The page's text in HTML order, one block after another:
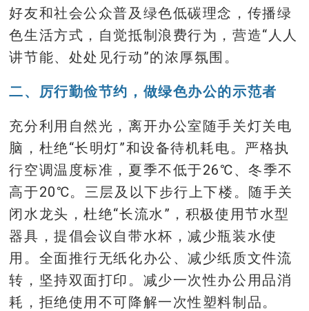
好友和社会公众普及绿色低碳理念，传播绿
色生活方式，自觉抵制浪费行为，营造“人人
讲节能、处处见行动”的浓厚氛围。
二、厉行勤俭节约，做绿色办公的示范者
充分利用自然光，离开办公室随手关灯关电
脑，杜绝“长明灯”和设备待机耗电。严格执
行空调温度标准，夏季不低于26℃、冬季不
高于20℃。三层及以下步行上下楼。随手关
闭水龙头，杜绝“长流水”，积极使用节水型
器具，提倡会议自带水杯，减少瓶装水使
用。全面推行无纸化办公、减少纸质文件流
转，坚持双面打印。减少一次性办公用品消
耗，拒绝使用不可降解一次性塑料制品。